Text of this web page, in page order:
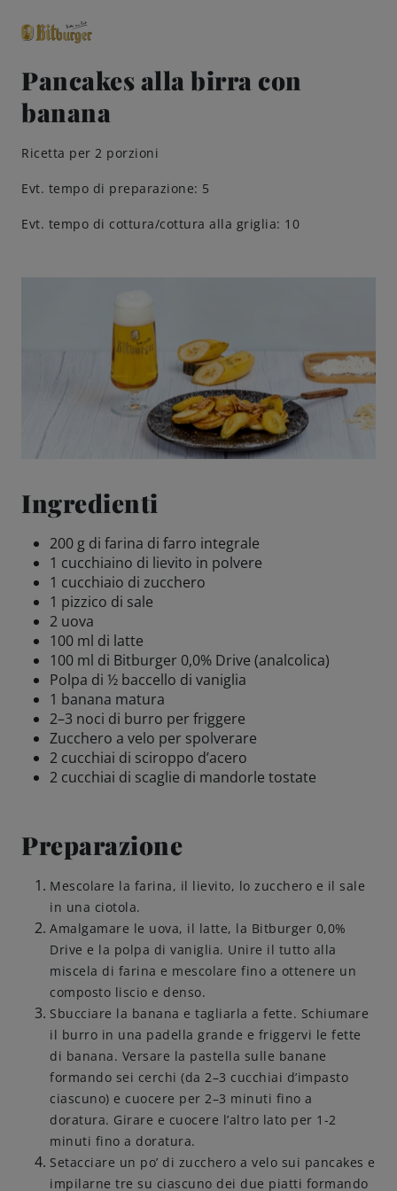
close
Classici premium
Birre
Gusto
Ricette
Come servire
Storia
Benvenuti
Birrificio
Sostenibilità
Impegni
Pancakes alla birra con
banana
Ricetta per 2 porzioni
Evt. tempo di preparazione: 5
Evt. tempo di cottura/cottura alla griglia: 10
Ingredienti
200 g di farina di farro integrale
1 cucchiaino di lievito in polvere
1 cucchiaio di zucchero
1 pizzico di sale
2 uova
100 ml di latte
100 ml di Bitburger 0,0% Drive (analcolica)
Polpa di ½ baccello di vaniglia
1 banana matura
2–3 noci di burro per friggere
Zucchero a velo per spolverare
2 cucchiai di sciroppo d’acero
2 cucchiai di scaglie di mandorle tostate
Preparazione
Mescolare la farina, il lievito, lo zucchero e il sale
in una ciotola.
Amalgamare le uova, il latte, la Bitburger 0,0%
Drive e la polpa di vaniglia. Unire il tutto alla
miscela di farina e mescolare fino a ottenere un
composto liscio e denso.
Sbucciare la banana e tagliarla a fette. Schiumare
il burro in una padella grande e friggervi le fette
di banana. Versare la pastella sulle banane
formando sei cerchi (da 2–3 cucchiai d’impasto
ciascuno) e cuocere per 2–3 minuti fino a
doratura. Girare e cuocere l’altro lato per 1-2
minuti fino a doratura.
Setacciare un po’ di zucchero a velo sui pancakes e
impilarne tre su ciascuno dei due piatti formando